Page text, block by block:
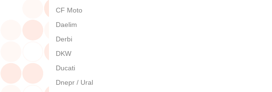
CF Moto
Daelim
Derbi
DKW
Ducati
Dnepr / Ural